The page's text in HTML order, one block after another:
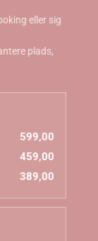
eller sig
plads,
599,00
459,00
389,00